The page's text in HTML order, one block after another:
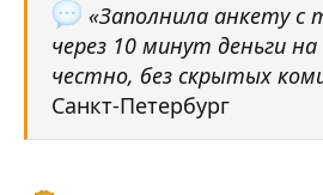
«Заполнила анкету
через 10 минут деньги
честно, без скрытых
Санкт-Петербург